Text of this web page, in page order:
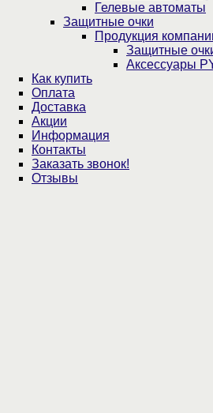
Гелевые автоматы
Защитные очки
Продукция
Защитные
Аксессуары
Как купить
Оплата
Доставка
Акции
Информация
Контакты
Заказать звонок!
Отзывы